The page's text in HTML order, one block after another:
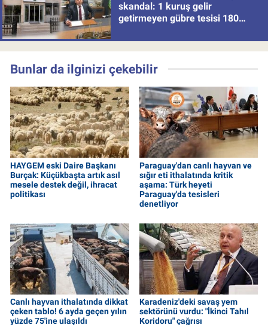
skandal: 1 kuruş gelir
getirmeyen gübre tesisi 180
Bunlar da ilginizi çekebilir
HAYGEM eski Daire Başkanı
Burçak: Küçükbaşta artık asıl
mesele destek değil, ihracat
politikası
Paraguay'dan canlı hayvan ve
sığır eti ithalatında kritik
aşama: Türk heyeti
Paraguay'da tesisleri
denetliyor
Canlı hayvan ithalatında dikkat
çeken tablo! 6 ayda geçen yılın
yüzde 75'ine ulaşıldı
Karadeniz'deki savaş yem
sektörünü vurdu: "İkinci Tahıl
Koridoru" çağrısı